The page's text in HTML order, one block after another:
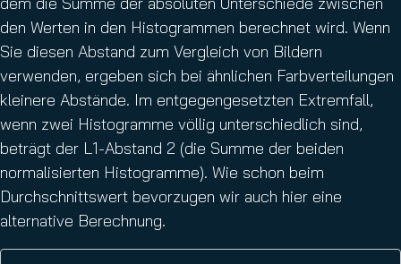
den Werten in den Histogrammen berechnet wird. Wenn
Sie diesen Abstand zum Vergleich von Bildern
verwenden, ergeben sich bei ähnlichen Farbverteilungen
kleinere Abstände. Im entgegengesetzten Extremfall,
wenn zwei Histogramme völlig unterschiedlich sind,
beträgt der L1-Abstand 2 (die Summe der beiden
normalisierten Histogramme). Wie schon beim
Durchschnittswert bevorzugen wir auch hier eine
alternative Berechnung.